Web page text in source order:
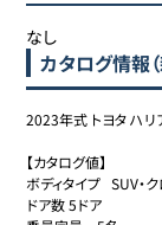
なし
カタログ情報
2023年式 トヨタ ハリ
【カタログ値】
ボディタイプ	SUV・クロスカントリー・ライトクロカン
ドア数	5ドア